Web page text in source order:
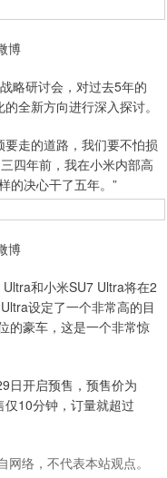
博
研讨会，对过去5年的
全新方向进行深入探讨。
走的道路，我们要不怕损
四年前，我在小米内部高
的决心干了五年。”
博
和小米SU7 Ultra将在2
设定了一个非常高的目
的豪车，这是一个非常惊
开启预售，预售价为
10分钟，订量就超过
络，不代表本站观点。